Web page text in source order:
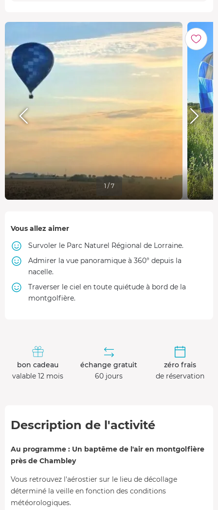
1 / 7
Vous allez aimer
Survoler le Parc Naturel Régional de Lorraine.
Admirer la vue panoramique à 360° depuis la
nacelle.
Traverser le ciel en toute quiétude à bord de la
montgolfière.
bon cadeau
valable 12 mois
échange gratuit
60 jours
zéro frais
de réservation
Description de l'activité
Au programme : Un baptême de l'air en montgolfière
près de Chambley
Vous retrouvez l'aérostier sur le lieu de décollage
déterminé la veille en fonction des conditions
météorologiques.